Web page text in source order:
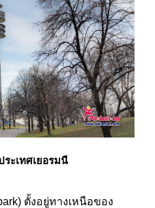
ะเทศเยอรมนี
ตั้งอยู่ทางเหนือของ